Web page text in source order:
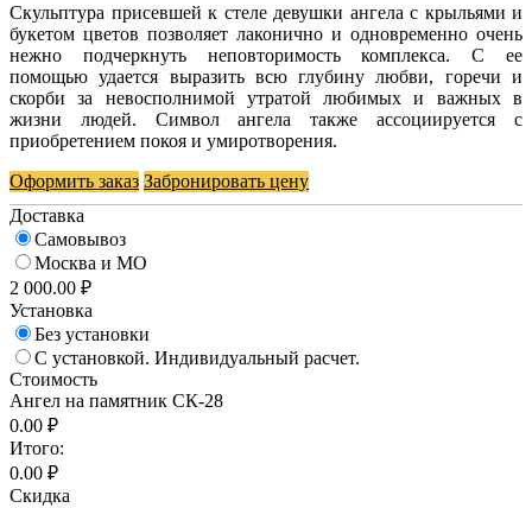
Скульптура присевшей к стеле девушки ангела с крыльями и
букетом цветов позволяет лаконично и одновременно очень
нежно подчеркнуть неповторимость комплекса. С ее
помощью удается выразить всю глубину любви, горечи и
скорби за невосполнимой утратой любимых и важных в
жизни людей. Символ ангела также ассоциируется с
приобретением покоя и умиротворения.
Оформить заказ Забронировать цену
Доставка
Самовывоз
Москва и МО
2 000.00 ₽
Установка
Без установки
С установкой. Индивидуальный расчет.
Стоимость
Ангел на памятник СК-28
0.00 ₽
Итого:
0.00 ₽
Скидка